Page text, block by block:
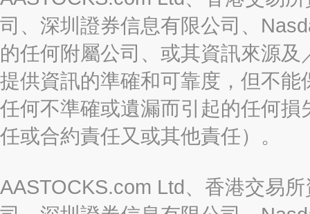
司、深圳證券信息有限公司、
的任何附屬公司、或其資訊來源
提供資訊的準確和可靠度，但不
任何不準確或遺漏而引起的任何
任或合約責任又或其他責任）。
AASTOCKS.com Ltd、香港交易